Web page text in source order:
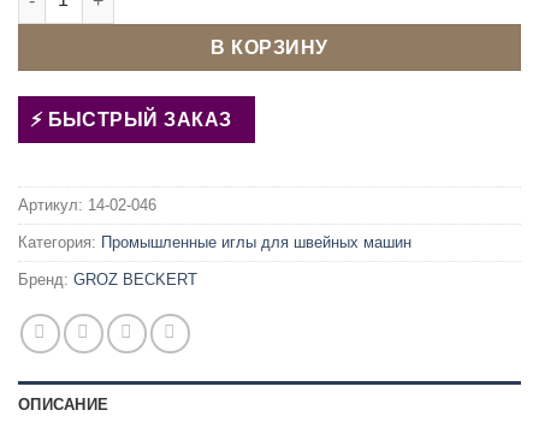
В КОРЗИНУ
БЫСТРЫЙ ЗАКАЗ
Артикул: 14-02-046
Категория: Промышленные иглы для швейных машин
Бренд: GROZ BECKERT
ОПИСАНИЕ